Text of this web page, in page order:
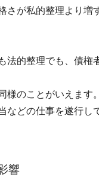
さが私的整理より増
法的整理でも、債権
様のことがいえます
などの仕事を遂行し
響